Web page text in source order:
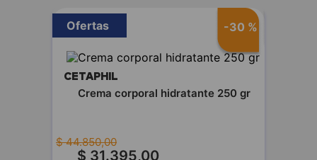
-30 %
Ofertas
CETAPHIL
Crema corporal hidratante 250 gr
$ 44.850,00
$ 31.395,00